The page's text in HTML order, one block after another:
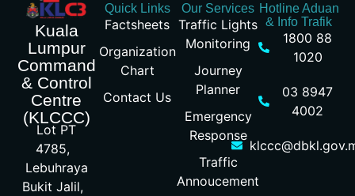
Kuala
Lumpur
Command
& Control
Centre
(KLCCC)
Lot PT
4785,
Lebuhraya
Bukit Jalil,
Quick Links
Factsheets
Organization
Chart
Contact Us
Our Services
Traffic Lights
Monitoring
Journey
Planner
Emergency
Response
Traffic
Annoucement
Hotline Aduan
& Info Trafik
1800 88
1020
03 8947
4002